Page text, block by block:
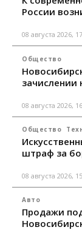
России
08 августа 2026,
Общество
08 августа 2026,
Общество
штраф за
08 августа 2026,
Авто
Продажи